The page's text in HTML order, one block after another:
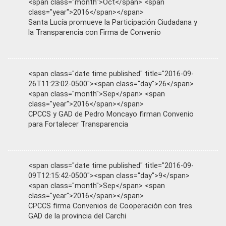
<span class="month">Oct</span> <span
class="year">2016</span></span>
Santa Lucía promueve la Participación Ciudadana y
la Transparencia con Firma de Convenio
<span class="date time published" title="2016-09-
26T11:23:02-0500"><span class="day">26</span>
<span class="month">Sep</span> <span
class="year">2016</span></span>
CPCCS y GAD de Pedro Moncayo firman Convenio
para Fortalecer Transparencia
<span class="date time published" title="2016-09-
09T12:15:42-0500"><span class="day">9</span>
<span class="month">Sep</span> <span
class="year">2016</span></span>
CPCCS firma Convenios de Cooperación con tres
GAD de la provincia del Carchi